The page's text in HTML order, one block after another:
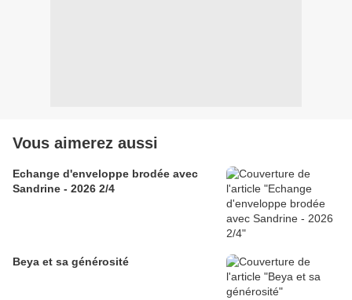
Vous aimerez aussi
Echange d'enveloppe brodée avec
Sandrine - 2026 2/4
Beya et sa générosité